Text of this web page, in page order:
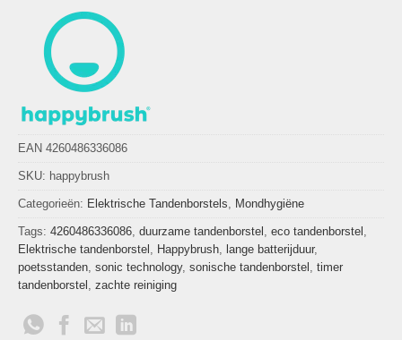
EAN 4260486336086
SKU: happybrush
Categorieën: Elektrische Tandenborstels, Mondhygiëne
Tags: 4260486336086, duurzame tandenborstel , eco tandenborstel ,
Elektrische tandenborstel , Happybrush, lange batterijduur,
poetsstanden, sonic technology, sonische tandenborstel , timer
tandenborstel , zachte reiniging